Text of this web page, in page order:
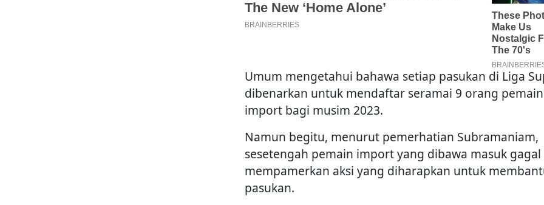
Umum mengetahui bahawa setiap pasukan di Liga
dibenarkan untuk mendaftar seramai 9 orang pemain
import bagi musim 2023.
Namun begitu, menurut pemerhatian Subramaniam,
sesetengah pemain import yang dibawa masuk gagal
mempamerkan aksi yang diharapkan untuk
pasukan.